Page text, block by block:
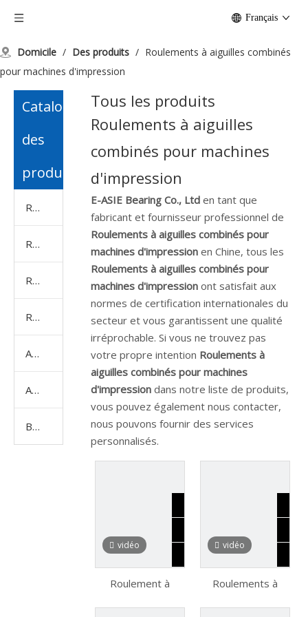
Français
Domicile / Des produits / Roulements à aiguilles combinés
pour machines d'impression
Catalogue
des
produits
Roulement à billes
Roulement à rouleaux
Roulement de bloc d'oreiller
Roulement spécial
Accessoires de roulements
Adhésif Loctite
Bougie
Tous les produits
Roulements à aiguilles
combinés pour machines
d'impression
E-ASIE Bearing Co., Ltd en tant que
fabricant et fournisseur professionnel de
Roulements à aiguilles combinés pour
machines d'impression en Chine, tous les
Roulements à aiguilles combinés pour
machines d'impression ont satisfait aux
normes de certification internationales du
secteur et vous garantissent une qualité
irréprochable. Si vous ne trouvez pas
votre propre intention Roulements à
aiguilles combinés pour machines
d'impression dans notre liste de produits,
vous pouvez également nous contacter,
nous pouvons fournir des services
personnalisés.
vidéo
Roulement à
vidéo
Roulements à